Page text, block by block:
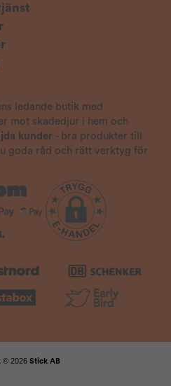
ledande butik med
mot skadedjur i hem och
kunder - bra produkter till
goda råd och rätt verktyg för
© 2026 Stick AB